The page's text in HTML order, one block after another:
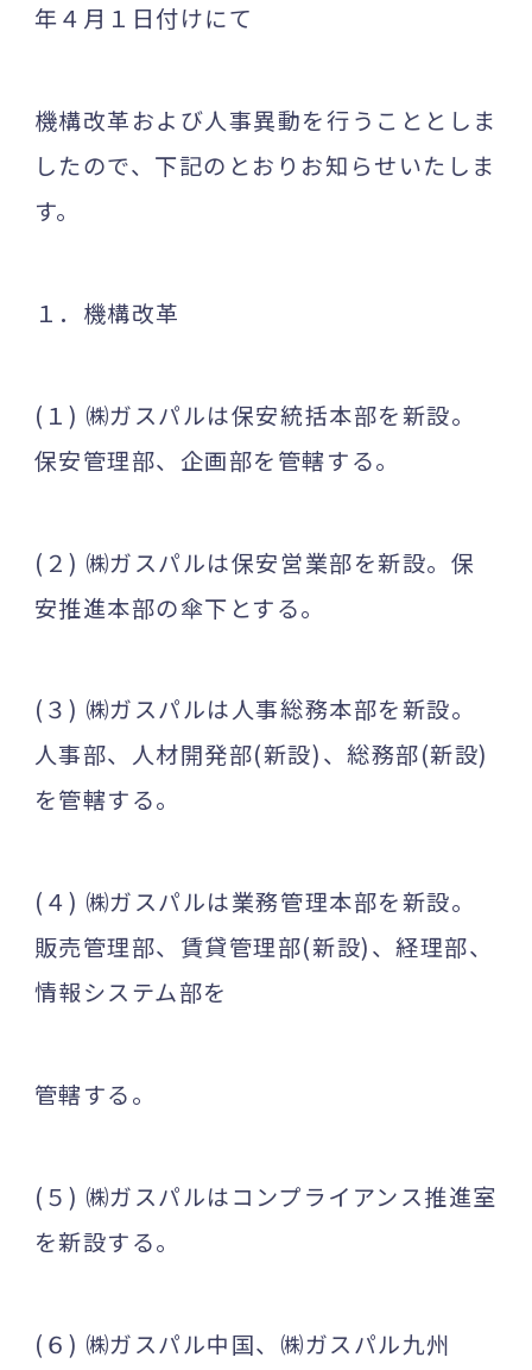
年４月１日付けにて
機構改革および人事異動を行うこととしま
したので、下記のとおりお知らせいたしま
す。
１．機構改革
(１) ㈱ガスパルは保安統括本部を新設。
保安管理部、企画部を管轄する。
(２) ㈱ガスパルは保安営業部を新設。保
安推進本部の傘下とする。
(３) ㈱ガスパルは人事総務本部を新設。
人事部、人材開発部(新設)、総務部(新設)
を管轄する。
(４) ㈱ガスパルは業務管理本部を新設。
販売管理部、賃貸管理部(新設)、経理部、
情報システム部を
管轄する。
(５) ㈱ガスパルはコンプライアンス推進室
を新設する。
(６) ㈱ガスパル中国、㈱ガスパル九州